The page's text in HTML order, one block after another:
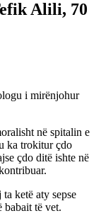
Alili, 70
i mirënjohur
në spitalin e
ka trokitur çdo
çdo ditë ishte në
ketë aty sepse
të vet.